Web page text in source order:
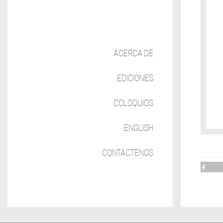
ACERCA DE
EDICIONES
COLOQUIOS
ENGLISH
CONTÁCTENOS